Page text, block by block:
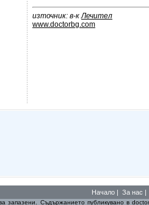
източник: в-кЛечител
www.doctorbg.com
Начало | За нас |
запазени. Съдържанието публикувано в